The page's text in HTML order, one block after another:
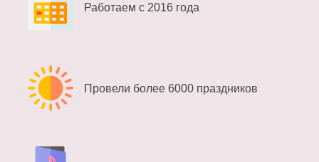
Работаем с 2016 года
Провели более 6000 праздников